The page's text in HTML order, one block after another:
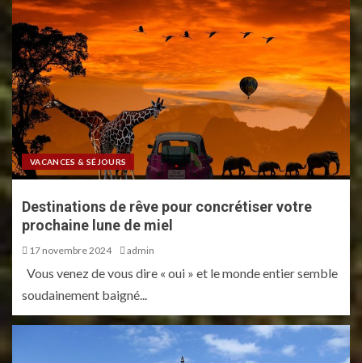
VACANCES & SÉJOURS
Destinations de rêve pour concrétiser votre
prochaine lune de miel
17 novembre 2024 admin
Vous venez de vous dire « oui » et le monde entier semble
soudainement baigné...